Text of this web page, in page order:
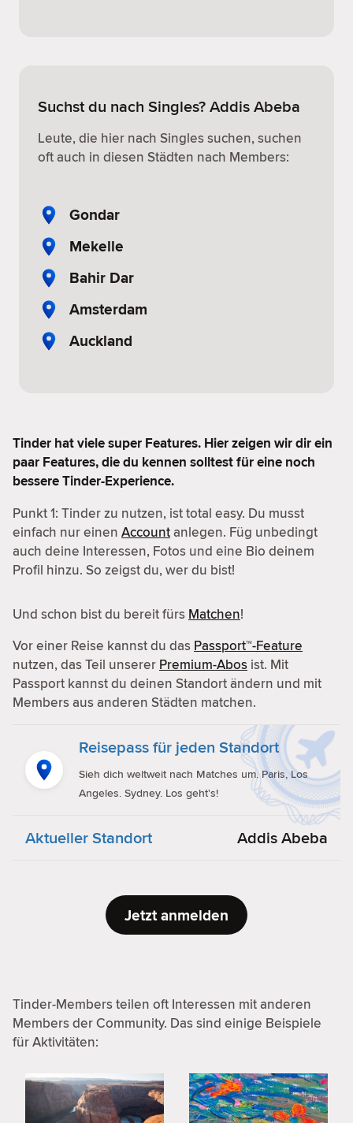
Suchst du nach Singles? Addis Abeba
Leute, die hier nach Singles suchen, suchen
oft auch in diesen Städten nach Members:
Gondar
Mekelle
Bahir Dar
Amsterdam
Auckland
Tinder hat viele super Features. Hier zeigen wir dir ein
paar Features, die du kennen solltest für eine noch
bessere Tinder-Experience.
Punkt 1: Tinder zu nutzen, ist total easy. Du musst
einfach nur einen Accountanlegen. Füg unbedingt
auch deine Interessen, Fotos und eine Bio deinem
Profil hinzu. So zeigst du, wer du bist!
Und schon bist du bereit fürs Matchen!
Vor einer Reise kannst du das Passport™-Feature
nutzen, das Teil unserer Premium-Abos ist. Mit
Passport kannst du deinen Standort ändern und mit
Members aus anderen Städten matchen.
Reisepass für jeden Standort
Sieh dich weltweit nach Matches um. Paris, Los
Angeles. Sydney. Los geht's!
Aktueller Standort Addis Abeba
Jetzt anmelden
Tinder-Members teilen oft Interessen mit anderen
Members der Community. Das sind einige Beispiele
für Aktivitäten: